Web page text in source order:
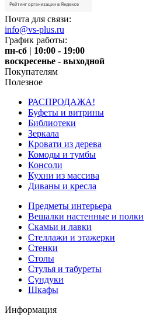
Почта для связи:
info@vs-plus.ru
График работы:
пн-сб | 10:00 - 19:00
воскресенье - выходной
Покупателям
Полезное
РАСПРОДАЖА!
Буфеты и витрины
Библиотеки
Зеркала
Кровати из дерева
Комоды и тумбы
Консоли
Кухни из массива
Диваны и кресла
Предметы интерьера
Вешалки настенные и полки
Скамьи и лавки
Стеллажи и этажерки
Стенки
Столы
Стулья и табуреты
Сундуки
Шкафы
Информация